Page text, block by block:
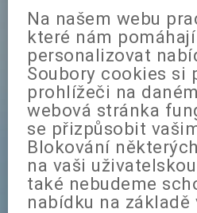
Na našem webu
které nám
personalizovat
Soubory cookies si
prohlížeči na
webová stránka
se přizpůsobit
Blokování
na vaši
také nebudeme
nabídku na